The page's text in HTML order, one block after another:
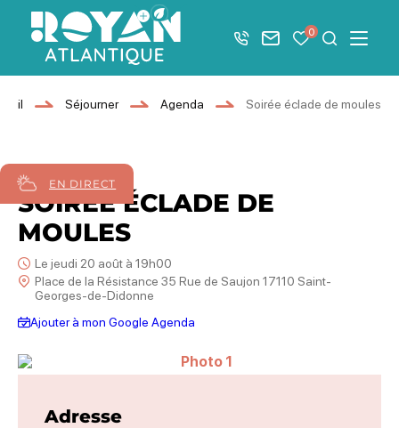
Afficher la barre de navigation du mode éco
Royan Atlantique
+33 5 46 08 21 00
Nous contacter
Mes favoris
0 JeMenu
Séjourner Agenda Soirée éclade de moules
EN DIRECT
20 août2026
SOIRÉE ÉCLADE DE
MOULES
Le jeudi 20 août à 19h00
Place de la Résistance 35 Rue de Saujon 17110 Saint-
Georges-de-Didonne
Ajouter à mon Google Agenda
Photo 1
Adresse